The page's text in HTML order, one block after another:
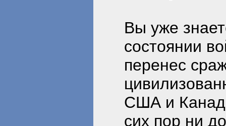
Вы уже
состоянии
перенес
США и
сих пор ни